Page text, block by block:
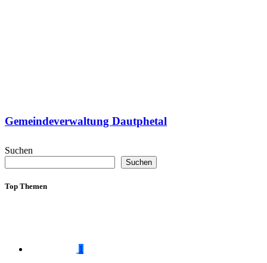
Gemeindeverwaltung Dautphetal
Suchen
Suchen
Top Themen
1